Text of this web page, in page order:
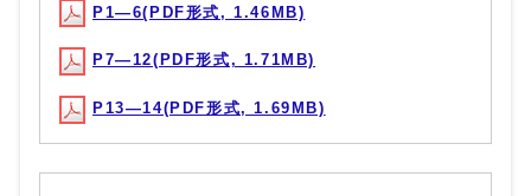
P1―6(PDF形式, 1.46MB)
P7―12(PDF形式, 1.71MB)
P13―14(PDF形式, 1.69MB)